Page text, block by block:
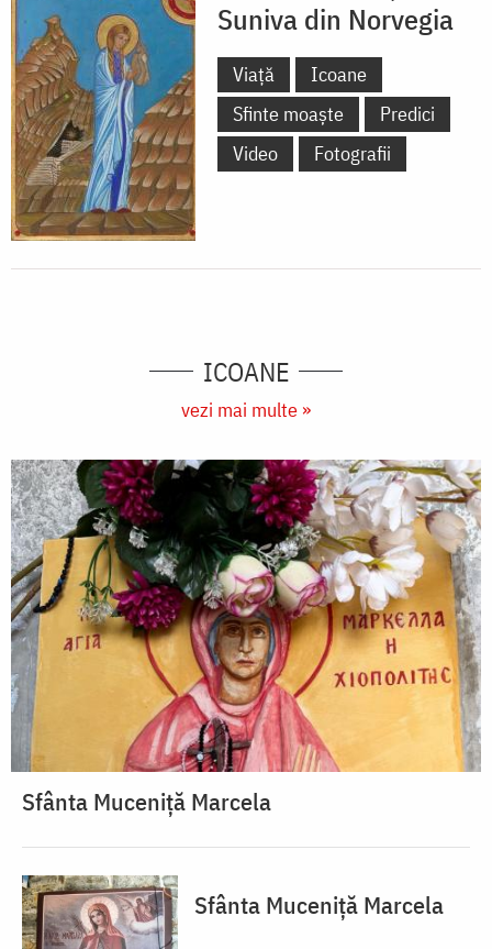
Suniva din Norvegia
Viață
Icoane
Sfinte moaște
Predici
Video
Fotografii
ICOANE
vezi mai multe »
Sfânta Muceniță Marcela
Sfânta Muceniță Marcela